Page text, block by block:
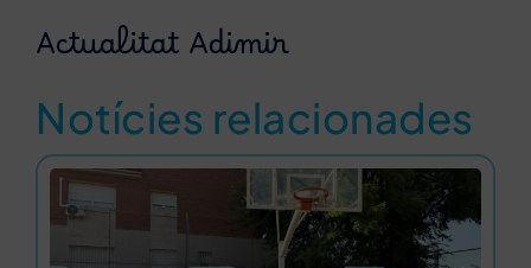
Actualitat Adimir
Notícies relacionades